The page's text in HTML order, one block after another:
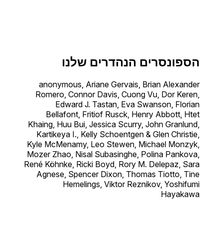
הספונסרים הנהדרים שלנו
anonymous, Ariane Gervais, Brian Alexander
Romero, Connor Davis, Cuong Vu, Dor Keren,
Edward J. Tastan, Eva Swanson, Florian
Bellafont, Fritiof Rusck, Henry Abbott, Htet
Khaing, Huu Bui, Jessica Scurry, John Granlund,
Kartikeya I., Kelly Schoentgen & Glen Christie,
Kyle McMenamy, Leo Stewen, Michael Monzyk,
Mozer Zhao, Nisal Subasinghe, Polina Pankova,
René Köhnke, Ricki Boyd, Rory M. Delepaz, Sara
Agnese, Spencer Dixon, Thomas Tiotto, Tine
Hemelings, Viktor Reznikov, Yoshifumi
Hayakawa